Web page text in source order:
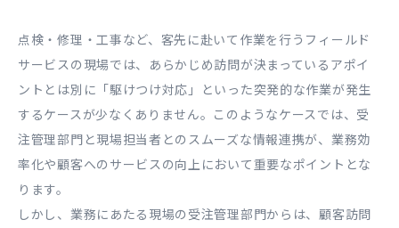
点検・修理・工事など、客先に赴いて作業を行うフィールド
サービスの現場では、あらかじめ訪問が決まっているアポイ
ントとは別に「駆けつけ対応」といった突発的な作業が発生
するケースが少なくありません。このようなケースでは、受
注管理部門と現場担当者とのスムーズな情報連携が、業務効
率化や顧客へのサービスの向上において重要なポイントとな
ります。
しかし、業務にあたる現場の受注管理部門からは、顧客訪問